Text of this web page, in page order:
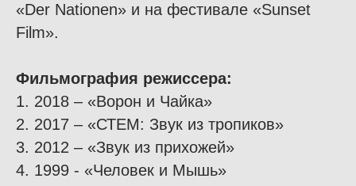
«Der Nationen» и на фестивале «Sunset
Film».
Фильмография режиссера:
1. 2018 – «Ворон и Чайка»
2. 2017 – «СТЕМ: Звук из тропиков»
3. 2012 – «Звук из прихожей»
4. 1999 - «Человек и Мышь»